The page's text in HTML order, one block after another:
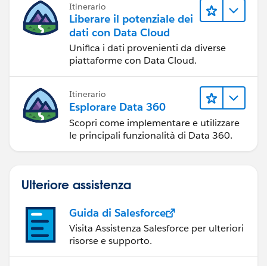
Itinerario
Liberare il potenziale dei
dati con Data Cloud
Unifica i dati provenienti da diverse
piattaforme con Data Cloud.
Itinerario
Esplorare Data 360
Scopri come implementare e utilizzare
le principali funzionalità di Data 360.
Ulteriore assistenza
Guida di Salesforce
Visita Assistenza Salesforce per ulteriori
risorse e supporto.